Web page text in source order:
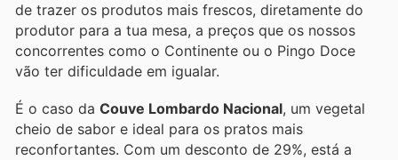
de trazer os produtos mais frescos, diretamente do
produtor para a tua mesa, a preços que os nossos
concorrentes como o Continente ou o Pingo Doce
vão ter dificuldade em igualar.
É o caso da Couve Lombardo Nacional, um vegetal
cheio de sabor e ideal para os pratos mais
reconfortantes. Com um desconto de 29%, está a